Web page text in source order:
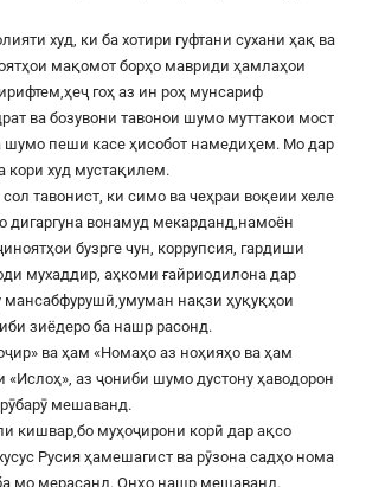
худ, ки ба хотири гуфтани сухани ҳақ ва
мақомот борҳо мавриди ҳамлаҳои
гоҳ аз ин роҳ мунсариф
ва бозувони тавонои шумо муттакои мост
шумо пеши касе ҳисобот намедиҳем. Мо дар
кори худ мустақилем.
тавонист, ки симо ва чеҳраи воқеии хеле
дигаргуна вонамуд мекарданд,намоён
бузрге чун, коррупсия, гардиши
мухаддир, аҳкоми ғайриодилона дар
мансабфурушӣ,умуман нақзи ҳуқуқҳои
зиёдеро ба нашр расонд.
ва ҳам «Номаҳо аз ноҳияҳо ва ҳам
«Ислоҳ», аз ҷониби шумо дустону ҳаводорон
мешаванд.
кишвар,бо муҳоҷирони корӣ дар ақсо
Русия ҳамешагист ва рӯзона садҳо нома
мо мерасанд. Онҳо нашр мешаванд.